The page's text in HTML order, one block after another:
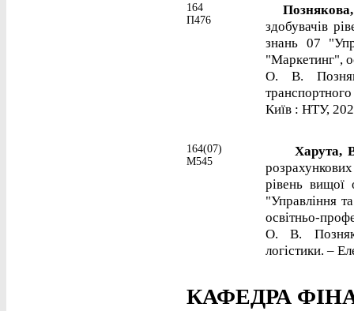
164
П476
здобувачів
знань 07
"Маркетинг",
О. В.
Київ : НТУ,
164(07)
М545
Харута,
рівень вищої
"Управління
освітньо-
О. В.
логістики. –
КАФЕДРА